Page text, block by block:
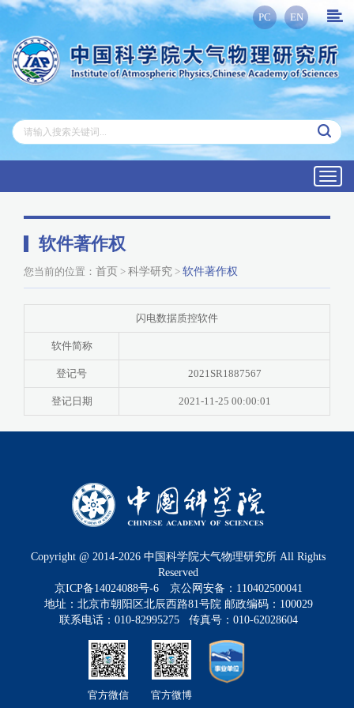
PC EN
软件著作权
您当前的位置： 首页 > 科学研究 > 软件著作权
闪电数据质控软件
软件简称
登记号 2021SR1887567
登记日期 2021-11-25 00:00:01
Copyright @ 2014-2026 中国科学院大气物理研究所 All Rights
Reserved
京ICP备14024088号-6
京公网安备：110402500041
地址：北京市朝阳区北辰西路81号院 邮政编码：100029
联系电话：010-82995275 传真号：010-62028604
官方微信 官方微博